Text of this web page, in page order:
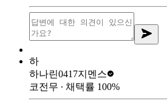
하
하나린0417지멘스
코전무 ∙ 채택률 100%